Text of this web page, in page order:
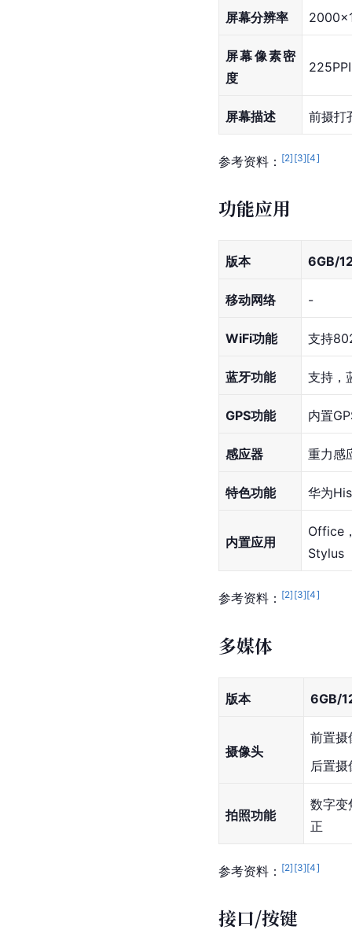
屏幕分辨率
屏幕像素密
度
225PPI
屏幕描述 前摄打
参考资料： [2] [3][4]
功能应用
版本 6GB/
移动网络 -
WiFi功能 支持
蓝牙功能 支持，
GPS功能 内置
感应器 重力感
特色功能 华为
内置应用
Office
Stylus
参考资料： [2] [3][4]
多媒体
版本 6GB/
摄像头
前置
后置
拍照功能
数字变
正
参考资料： [2] [3][4]
接口/按键